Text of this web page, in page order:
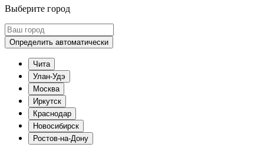
Выберите город
Определить автоматически
Чита
Улан-Удэ
Москва
Иркутск
Краснодар
Новосибирск
Ростов-на-Дону